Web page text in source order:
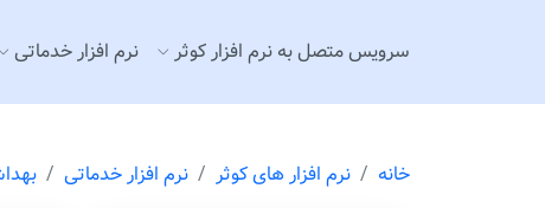
سرويس متصل به نرم افزار كوثر نرم افزار خدماتی
خانه نرم افزار های كوثر نرم افزار خدماتی